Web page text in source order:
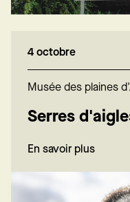
4 octobre
Musée des plaines
Serres
En savoir plus